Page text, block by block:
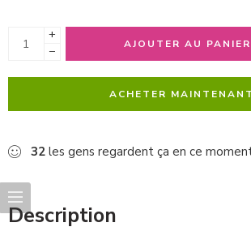
+
−
AJOUTER AU PANIER
ACHETER MAINTENANT
32 les gens regardent ça en ce
Description